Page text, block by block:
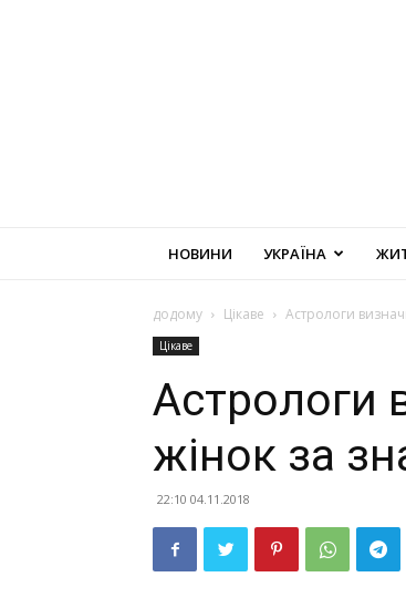
НОВИНИ УКРАЇНА
додому Цікаве Астрологи
Цікаве
Астрологи
жінок за
22:10 04.11.2018